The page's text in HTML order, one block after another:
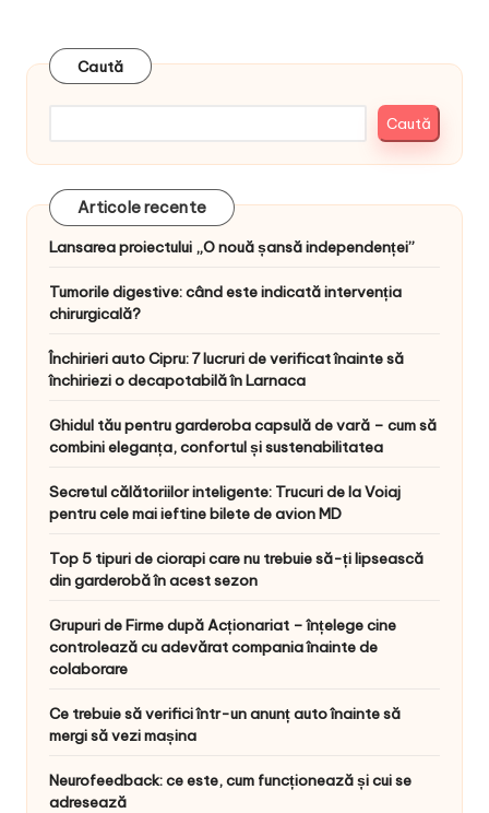
Caută
Caută
Articole recente
Lansarea proiectului „O nouă șansă independenței”
Tumorile digestive: când este indicată intervenția
chirurgicală?
Închirieri auto Cipru: 7 lucruri de verificat înainte să
închiriezi o decapotabilă în Larnaca
Ghidul tău pentru garderoba capsulă de vară – cum să
combini eleganța, confortul și sustenabilitatea
Secretul călătoriilor inteligente: Trucuri de la Voiaj
pentru cele mai ieftine bilete de avion MD
Top 5 tipuri de ciorapi care nu trebuie să-ți lipsească
din garderobă în acest sezon
Grupuri de Firme după Acționariat – înțelege cine
controlează cu adevărat compania înainte de
colaborare
Ce trebuie să verifici într-un anunț auto înainte să
mergi să vezi mașina
Neurofeedback: ce este, cum funcționează și cui se
adresează